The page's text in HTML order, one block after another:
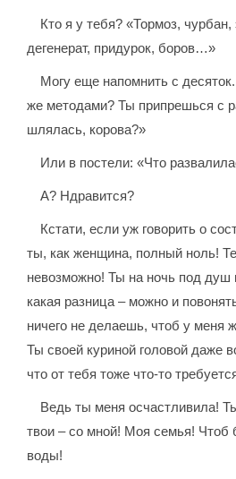
Кто я у тебя? «Тормоз, чурбан,
дегенерат, придурок, боров…»
Могу еще напомнить с
же методами? Ты припрешься с
шлялась, корова?»
Или в постели: «Что
А? Ндравится?
Кстати, если уж говорить о
ты, как женщина, полный ноль!
невозможно! Ты на ночь под
какая разница – можно и
ничего не делаешь, чтоб у меня
Ты своей куриной головой даже
что от тебя тоже что-то
Ведь ты меня осчастливила!
твои – со мной! Моя семья! Чтоб
воды!